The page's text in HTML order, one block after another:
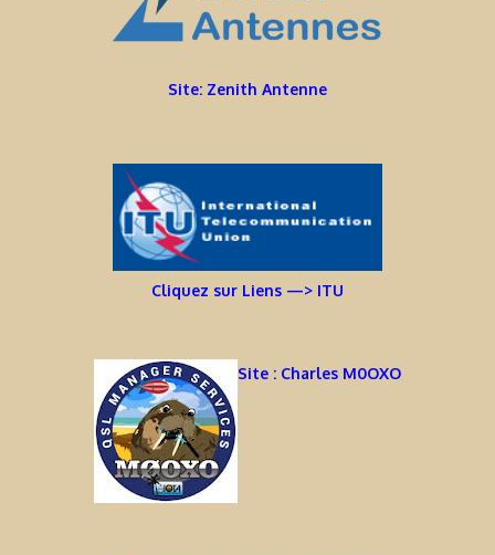
Site: Zenith Antenne
Cliquez sur Liens —> ITU
Site : Charles M0OXO